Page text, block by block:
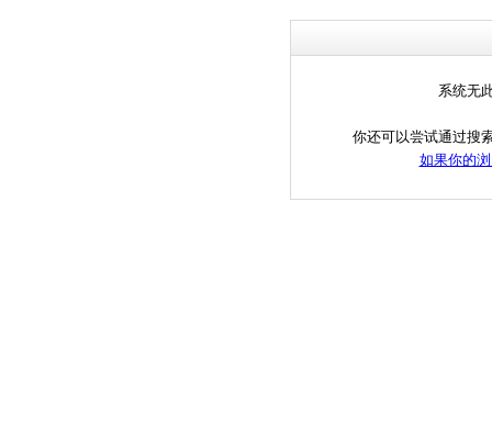
系统无
你还可以尝试通过搜
如果你的